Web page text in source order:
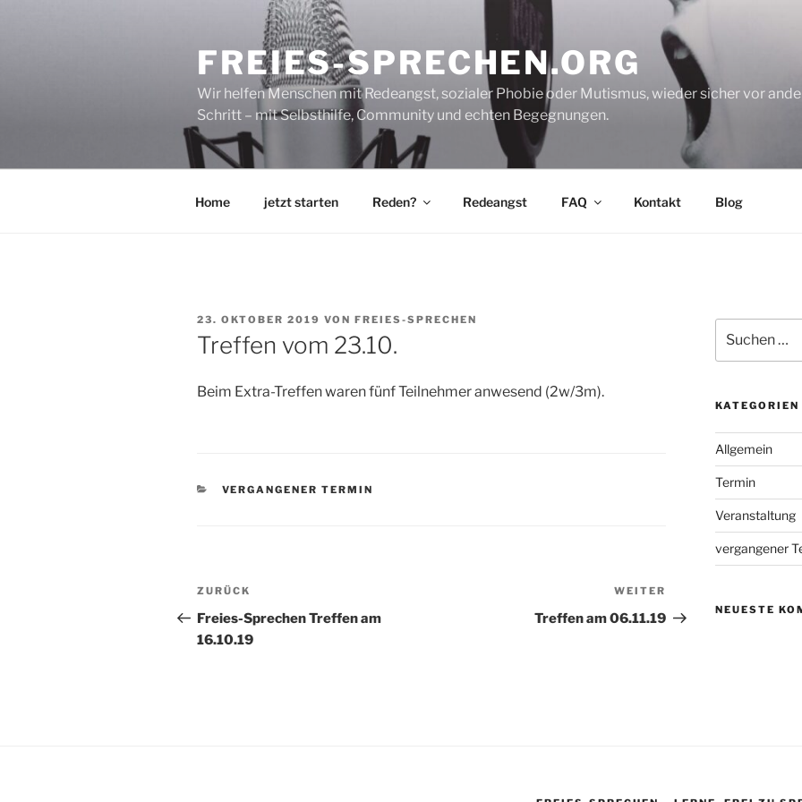
FREIES-SPRECHEN.ORG
Wir helfen Menschen mit Redeangst, sozialer Phobie oder Mutismus, wieder sicher vor
Schritt – mit Selbsthilfe, Community und echten Begegnungen.
Home jetzt starten Reden? Redeangst FAQ Kontakt Blog
VERÖFFENTLICHT
AM
23. OKTOBER 2019 VON FREIES-SPRECHEN
Treffen vom 23.10.
Beim Extra-Treffen waren fünf Teilnehmer anwesend (2w/3m).
KATEGORIEN
VERGANGENER TERMIN
Beitragsnavigation
Vorheriger
Beitrag
ZURÜCK
Freies-Sprechen Treffen am
16.10.19
Beitrag
WEITER
Treffen am 06.11.19
nach:
KATEGORIEN
Allgemein
Termin
Veranstaltung
vergangener
NEUESTE